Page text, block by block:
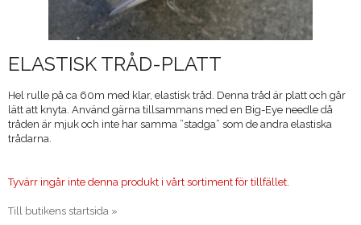
ELASTISK TRÅD-PLATT
Hel rulle på ca 60m med klar, elastisk tråd. Denna tråd är platt och går
lätt att knyta. Använd gärna tillsammans med en Big-Eye needle då
tråden är mjuk och inte har samma ”stadga” som de andra elastiska
trådarna.
Tyvärr ingår inte denna produkt i vårt sortiment för tillfället.
Till butikens startsida »